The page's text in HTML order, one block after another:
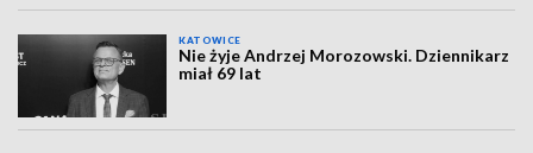
KATOWICE
Nie żyje Andrzej Morozowski. Dziennikarz
miał 69 lat